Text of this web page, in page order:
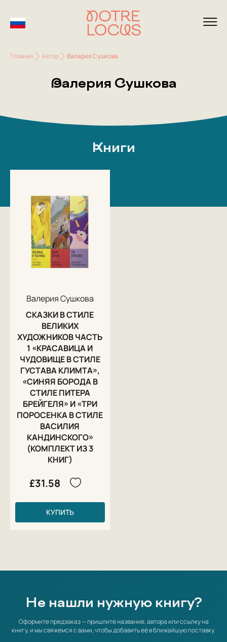
Главная Автор Валерия Сушкова
Валерия Сушкова
Книги
Валерия Сушкова
СКАЗКИ В СТИЛЕ
ВЕЛИКИХ
ХУДОЖНИКОВ ЧАСТЬ
1 «КРАСАВИЦА И
ЧУДОВИЩЕ В СТИЛЕ
ГУСТАВА КЛИМТА»,
«СИНЯЯ БОРОДА В
СТИЛЕ ПИТЕРА
БРЕЙГЕЛЯ» И «ТРИ
ПОРОСЕНКА В СТИЛЕ
ВАСИЛИЯ
КАНДИНСКОГО»
(КОМПЛЕКТ ИЗ 3
КНИГ)
£31.58
КУПИТЬ
Не нашли нужную книгу?
Оформите предзаказ — пришлите название, автора или ссылку на
книгу, и мы свяжемся с вами, чтобы добавить её в ближайшую поставку.